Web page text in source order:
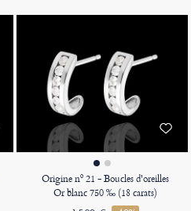
Origine nº 21 - Boucles d'oreilles
Or blanc 750 ‰ (18 carats)